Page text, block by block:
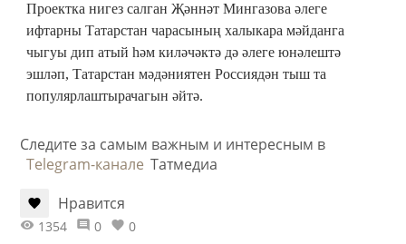
Проектка нигез салган Җәннәт Мингазова әлеге
ифтарны Татарстан чарасының халыкара мәйданга
чыгуы дип атый һәм киләчәктә дә әлеге юнәлештә
эшләп, Татарстан мәдәниятен Россиядән тыш та
популярлаштырачагын әйтә.
Следите за самым важным и интересным в
Telegram-канале Татмедиа
Нравится
1354 0 0